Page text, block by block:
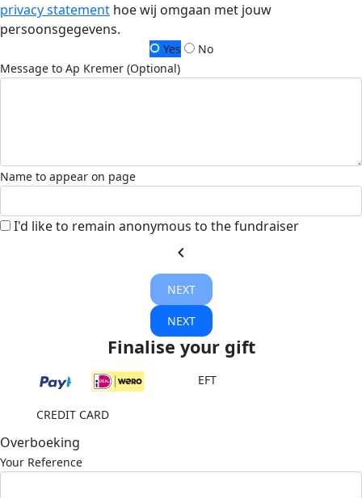
privacy statement hoe wij omgaan met jouw
persoonsgegevens.
Yes
No
Message to Ap Kremer (Optional)
Name to appear on page
I'd like to remain anonymous to the fundraiser
chevron_left
NEXT
NEXT
Finalise your gift
EFT
CREDIT CARD
Overboeking
Your Reference